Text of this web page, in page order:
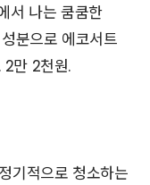
서 나는 쿰쿰한
분으로 에코서트
2만 2천원.
기적으로 청소하는